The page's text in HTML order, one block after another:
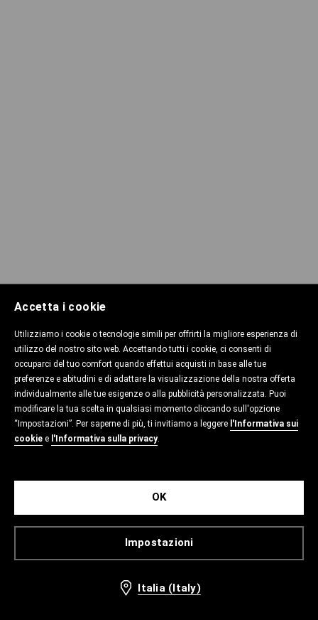
Accetta i cookie
Utilizziamo i cookie o tecnologie simili per offrirti la migliore esperienza di
utilizzo del nostro sito web. Accettando tutti i cookie, ci consenti di
occuparci del tuo comfort quando effettui acquisti in base alle tue
preferenze e abitudini e di adattare la visualizzazione della nostra offerta
individualmente alle tue esigenze o alla pubblicità personalizzata. Puoi
modificare la tua scelta in qualsiasi momento cliccando sull'opzione
“Impostazioni”. Per saperne di più, ti invitiamo a leggere l'Informativa sui
cookie e l'Informativa sulla privacy.
Impostazioni
OK
Italia (Italy)